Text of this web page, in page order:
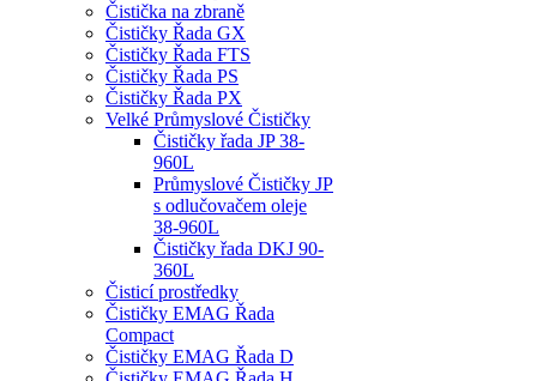
Čistička na zbraně
Čističky Řada GX
Čističky Řada FTS
Čističky Řada PS
Čističky Řada PX
Velké Průmyslové Čističky
Čističky řada JP 38-
960L
Průmyslové Čističky JP
s odlučovačem oleje
38-960L
Čističky řada DKJ 90-
360L
Čisticí prostředky
Čističky EMAG Řada
Compact
Čističky EMAG Řada D